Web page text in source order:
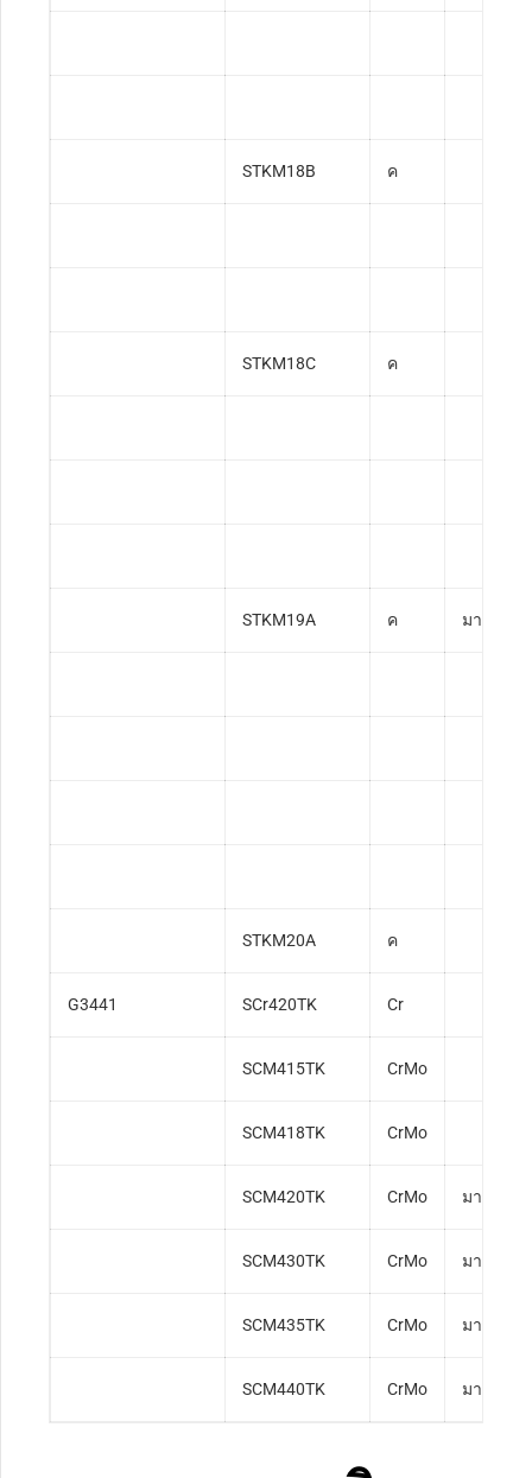
STKM18B ค
STKM18C ค
STKM19A ค มาตรฐา
STKM20A ค
G3441 SCr420TK Cr
SCM415TK CrMo
SCM418TK CrMo
SCM420TK CrMo มาตรฐา
SCM430TK CrMo มาตรฐา
SCM435TK CrMo มาตรฐา
SCM440TK CrMo มาตรฐา